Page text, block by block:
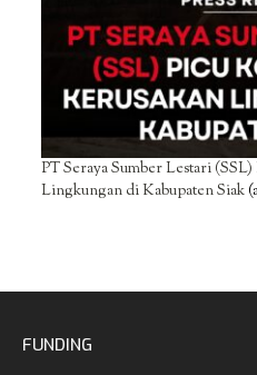
PT Seraya Sumber Lestari
Lingkungan di Kabupaten Siak
FUNDING